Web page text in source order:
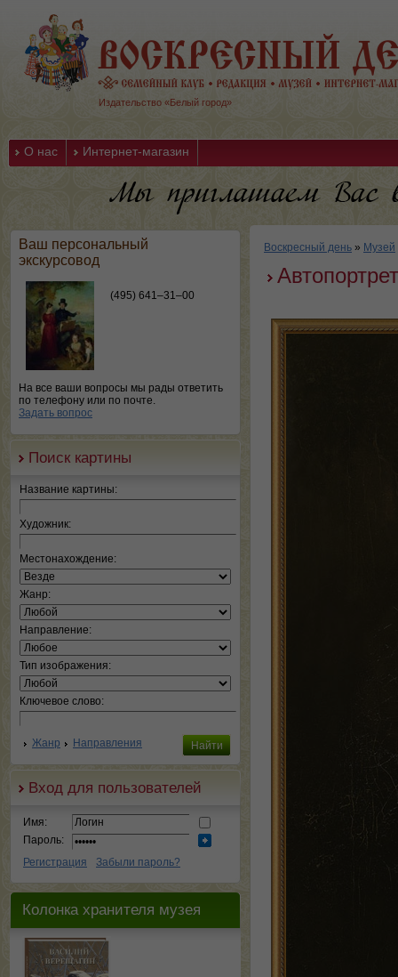
Издательство «Белый город»
О нас Интернет-магазин
Ваш персональный
экскурсовод
(495) 641–31–00
На все ваши вопросы мы рады ответить
по телефону или по почте.
Задать вопрос
Поиск картины
Название картины:
Художник:
Местонахождение:
Жанр:
Направление:
Тип изображения:
Ключевое слово:
Жанр Направления
Вход для пользователей
Имя:
Пароль:
Регистрация
Забыли пароль?
Колонка хранителя музея
Воскресный день » Музей
Автопортрет